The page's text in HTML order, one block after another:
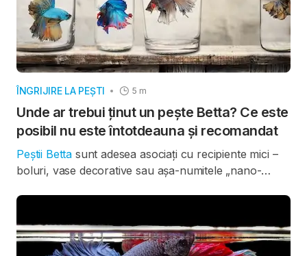
ÎNGRIJIRE LA PEȘTI 5 m
Unde ar trebui ținut un pește Betta? Ce este
posibil nu este întotdeauna și recomandat
Peștii Betta sunt adesea asociați cu recipiente mici –
boluri, vase decorative sau așa-numitele „nano-
este posibil, dar specialiștii atrag atenția asupra unei
diferențe esențiale: între ceea ce un Betta poate
tolera și ceea ce este benefic pentru bunăstarea lui.